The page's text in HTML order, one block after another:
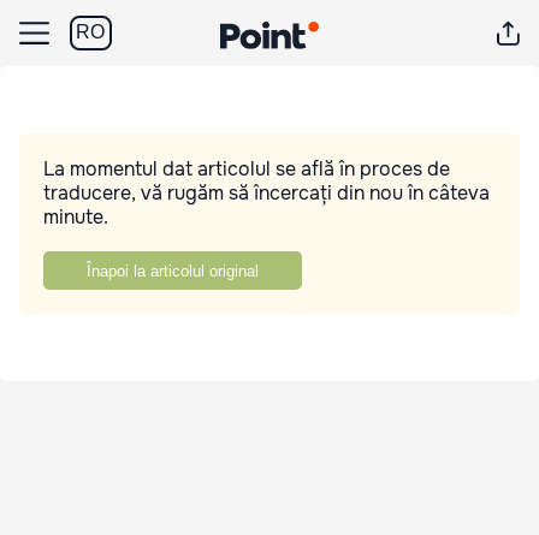
RO
La momentul dat articolul se află în proces de
traducere, vă rugăm să încercați din nou în câteva
minute.
Înapoi la articolul original